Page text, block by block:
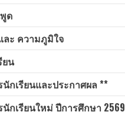
ด
ละ ความภูมิใจ
ยน
กเรียนและประกาศผล **
กเรียนใหม่ ปีการศึกษา 2569